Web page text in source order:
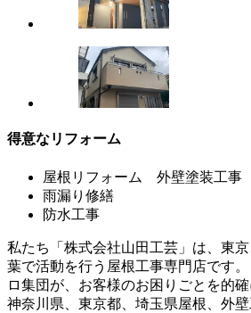
得意なリフォーム
屋根リフォーム 外壁塗装工事
雨漏り修繕
防水工事
私たち「株式会社山田工芸」は、東
葉で活動を行う屋根工事専門店です
ロ集団が、お客様のお困りごとを的確
神奈川県、東京都、埼玉県屋根、外